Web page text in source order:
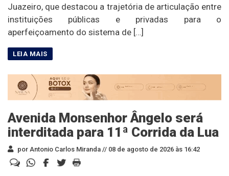
Juazeiro, que destacou a trajetória de articulação entre
instituições públicas e privadas para o
aperfeiçoamento do sistema de […]
Avenida Monsenhor Ângelo será
interditada para 11ª Corrida da Lua
por Antonio Carlos Miranda // 08 de agosto de 2026 às 16:42